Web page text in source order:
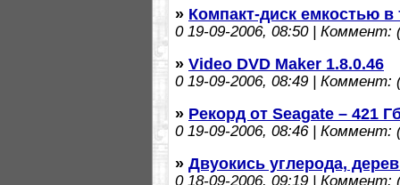
» Компакт-диск емкостью в
019-09-2006, 08:50 | Коммент:
» Video DVD Maker 1.8.0.46
019-09-2006, 08:49 | Коммент:
» Рекорд от Seagate – 421
019-09-2006, 08:46 | Коммент:
» Двуокись углерода,
018-09-2006, 09:19 | Коммент: